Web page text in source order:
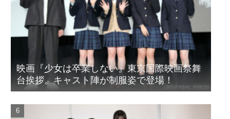
映画『少女は卒業しない』東京国際映画祭舞
台挨拶。キャスト陣が制服姿で登場！